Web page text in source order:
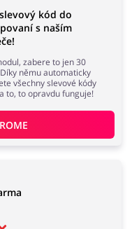
kód do
s naším
zabere to jen 30
němu automaticky
všechny slevové kódy
to, to opravdu funguje!